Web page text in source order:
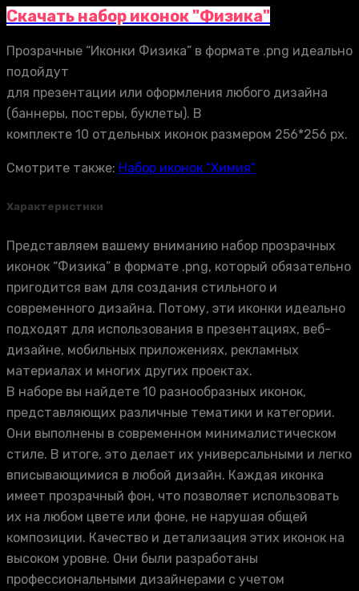
Скачать набор иконок "Физика"
Прозрачные “Иконки Физика” в формате .png идеально
подойдут
для презентации или оформления любого дизайна
(баннеры, постеры, буклеты). В
комплекте 10 отдельных иконок размером 256*256 px.
Смотрите также: Набор иконок “Химия”
Характеристики
Представляем вашему вниманию набор прозрачных
иконок “Физика” в формате .png, который обязательно
пригодится вам для создания стильного и
современного дизайна. Потому, эти иконки идеально
подходят для использования в презентациях, веб-
дизайне, мобильных приложениях, рекламных
материалах и многих других проектах.
В наборе вы найдете 10 разнообразных иконок,
представляющих различные тематики и категории.
Они выполнены в современном минималистическом
стиле. В итоге, это делает их универсальными и легко
вписывающимися в любой дизайн. Каждая иконка
имеет прозрачный фон, что позволяет использовать
их на любом цвете или фоне, не нарушая общей
композиции. Качество и детализация этих иконок на
высоком уровне. Они были разработаны
профессиональными дизайнерами с учетом